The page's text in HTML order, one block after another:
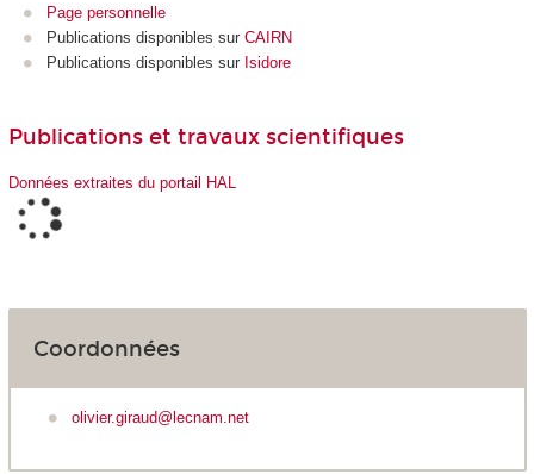
Page personnelle
Publications disponibles sur CAIRN
Publications disponibles sur Isidore
Publications et travaux scientifiques
Données extraites du portail HAL
Coordonnées
olivier.giraud@lecnam.net